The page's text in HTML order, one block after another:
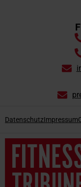
DatenschutzImpressum